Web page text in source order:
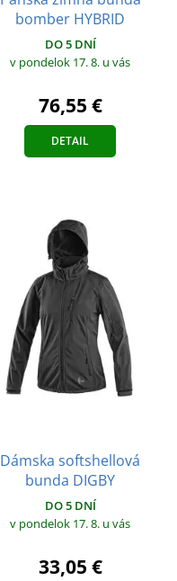
bomber HYBRID
DO 5 DNÍ
v pondelok 17. 8. u vás
76,55 €
DETAIL
Dámska softshellová
bunda DIGBY
DO 5 DNÍ
v pondelok 17. 8. u vás
33,05 €